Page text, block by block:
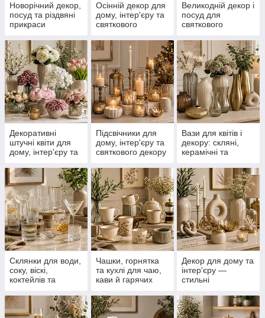
Новорічний декор,
посуд та різдвяні
прикраси
Осінній декор для
дому, інтер'єру та
святкового
Великодній декор і
посуд для
святкового
Декоративні
штучні квіти для
дому, інтер'єру та
Підсвічники для
дому, інтер'єру та
святкового декору
Вази для квітів і
декору: скляні,
керамічні та
Склянки для води,
соку, віскі,
коктейлів та
Чашки, горнятка
та кухлі для чаю,
кави й гарячих
Декор для дому та
інтер'єру —
стильні
аксесуари